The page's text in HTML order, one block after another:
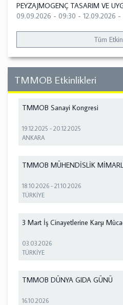
PEYZAJMOGENÇ TASARIM VE
09.09.2026 - 09:30 - 12.09.2026 -
Tüm
TMMOB Etkinlikleri
TMMOB Sanayi Kongresi
19.12.2025 -20.12.2025
ANKARA
TMMOB MÜHENDİSLİK
18.10.2026 -21.10.2026
TÜRKİYE
3 Mart İş Cinayetlerine Karşı
03.03.2026
TÜRKİYE
TMMOB DÜNYA GIDA GÜNÜ
16.10.2026